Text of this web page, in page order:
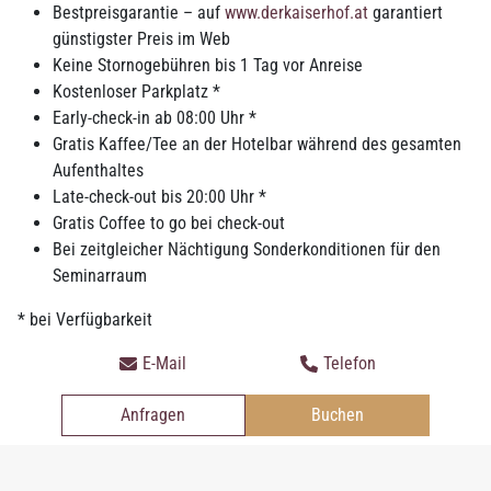
Bestpreisgarantie – auf www.derkaiserhof.at garantiert
günstigster Preis im Web
Keine Stornogebühren bis 1 Tag vor Anreise
Kostenloser Parkplatz *
Early-check-in ab 08:00 Uhr *
Gratis Kaffee/Tee an der Hotelbar während des gesamten
Aufenthaltes
Late-check-out bis 20:00 Uhr *
Gratis Coffee to go bei check-out
Bei zeitgleicher Nächtigung Sonderkonditionen für den
Seminarraum
* bei Verfügbarkeit
E-Mail Telefon
Anfragen Buchen